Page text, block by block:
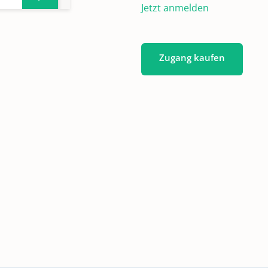
Jetzt anmelden
Zugang kaufen